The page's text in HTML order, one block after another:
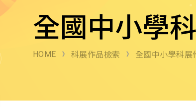
全國中小學
HOME 科展作品檢索 全國中小學科展